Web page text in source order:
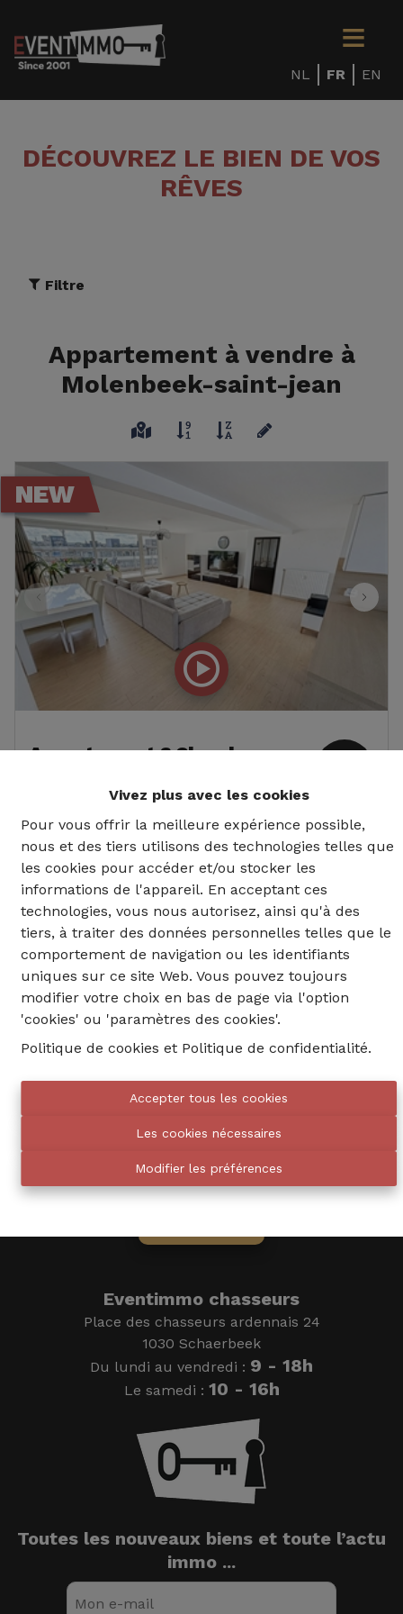
Vivez plus avec les cookies
Pour vous offrir la meilleure expérience possible,
nous et des tiers utilisons des technologies telles que
les cookies pour accéder et/ou stocker les
informations de l'appareil. En acceptant ces
technologies, vous nous autorisez, ainsi qu'à des
tiers, à traiter des données personnelles telles que le
comportement de navigation ou les identifiants
uniques sur ce site Web. Vous pouvez toujours
modifier votre choix en bas de page via l'option
'cookies' ou 'paramètres des cookies'.
Politique de cookies et Politique de confidentialité.
Accepter tous les cookies
Les cookies nécessaires
Modifier les préférences
NL FR EN
DÉCOUVREZ LE BIEN DE VOS
RÊVES
Filtre
Appartement à vendre à
Molenbeek-saint-jean
NEW
Appartement 3 Chambres
Boulevard Edmond Machtens
4 2 1
€ 425.000
info@eventimmo.be
Eventimmo chasseurs
Place des chasseurs ardennais 24
1030 Schaerbeek
Du lundi au vendredi : 9 - 18h
Le samedi : 10 - 16h
Toutes les nouveaux biens et toute l’actu
immo ...